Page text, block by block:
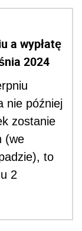
a wypłatę
2024
nie później
zostanie
(we
to
2